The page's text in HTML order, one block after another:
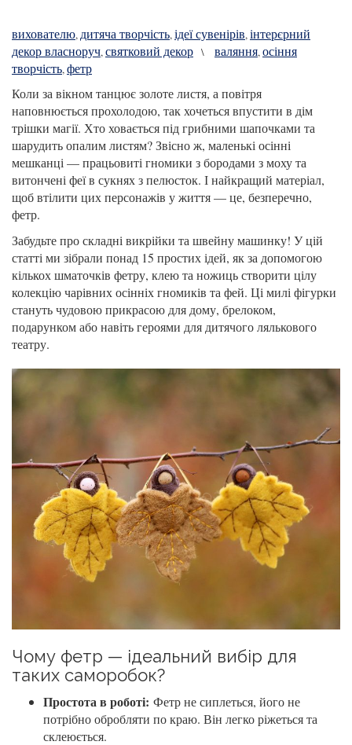
вихователю, дитяча творчість,ідеї сувенірів,інтерєрний
декор власноруч,святковий декор \ валяння,осіння
творчість,фетр
Коли за вікном танцює золоте листя, а повітря
наповнюється прохолодою, так хочеться впустити в дім
трішки магії. Хто ховається під грибними шапочками та
шарудить опалим листям? Звісно ж, маленькі осінні
мешканці — працьовиті гномики з бородами з моху та
витончені феї в сукнях з пелюсток. І найкращий матеріал,
щоб втілити цих персонажів у життя — це, безперечно,
фетр.
Забудьте про складні викрійки та швейну машинку! У цій
статті ми зібрали понад 15 простих ідей, як за допомогою
кількох шматочків фетру, клею та ножиць створити цілу
колекцію чарівних осінніх гномиків та фей. Ці милі фігурки
стануть чудовою прикрасою для дому, брелоком,
подарунком або навіть героями для дитячого лялькового
театру.
Чому фетр — ідеальний вибір для
таких саморобок?
Простота в роботі: Фетр не сиплеться, його не
потрібно обробляти по краю. Він легко ріжеться та
склеюється.